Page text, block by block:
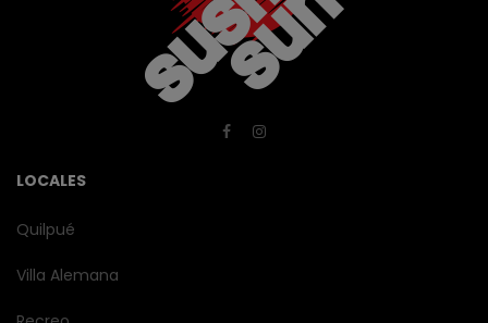
LOCALES
Quilpué
Villa Alemana